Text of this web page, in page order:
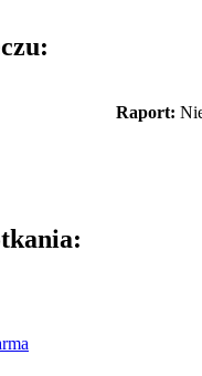
Raport: